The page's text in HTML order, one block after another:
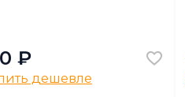
₽
дешевле